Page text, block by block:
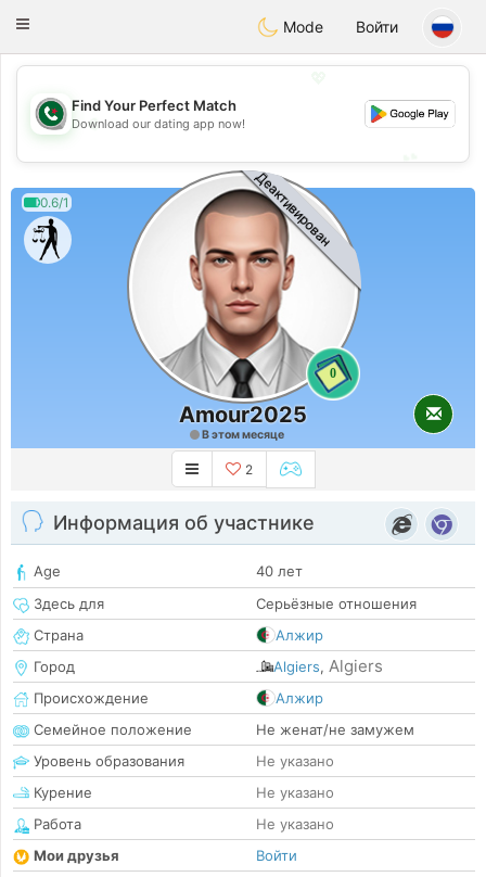
Weshrak
Toggle
Mode Войти
💖
💕
Find Your Perfect Match
Download our dating app now!
0.6/1
0
Деактивирован
Amour2025
В этом месяце
2
Информация об участнике
Age
40 лет
Здесь для
Серьёзные отношения
Страна
Алжир
Город
Algiers, Algiers
Происхождение
Алжир
Семейное положение
Не женат/не замужем
Уровень образования
Не указано
Курение
Не указано
Работа
Не указано
Мои друзья
Войти